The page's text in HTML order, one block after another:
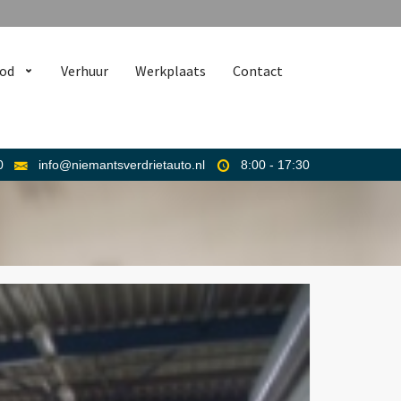
Verhuur Werkplaats Contact
info@niemantsverdrietauto.nl 8:00 - 17:30